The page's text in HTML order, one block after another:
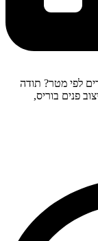
לפי מטר? תודה
עלות לעיצוב פנים בוריס,